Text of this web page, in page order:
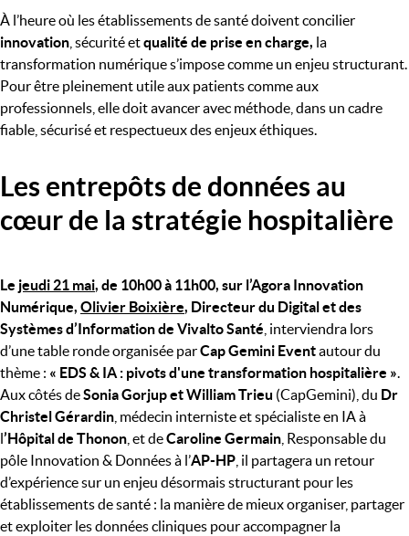
À l’heure où les établissements de santé doivent concilier
innovation , sécurité etqualité de prise en charge, la
transformation numérique s’impose comme un enjeu structurant.
Pour être pleinement utile aux patients comme aux
professionnels, elle doit avancer avec méthode, dans un cadre
fiable, sécurisé et respectueux des enjeux éthiques.
Les entrepôts de données au
cœur de la stratégie hospitalière
Le jeudi 21 mai, de 10h00 à 11h00, sur l’Agora Innovation
Numérique, Olivier Boixière, Directeur du Digital et des
Systèmes d’Information de Vivalto Santé , interviendra lors
d’une table ronde organisée parCap Gemini Eventautour du
thème : « EDS & IA : pivots d'une transformation hospitalière ».
Aux côtés deSonia Gorjup et William Trieu (CapGemini), du Dr
Christel Gérardin , médecin interniste et spécialiste en IA à
l’Hôpital de Thonon , et deCaroline Germain , Responsable du
pôle Innovation & Données à l’AP-HP , il partagera un retour
d’expérience sur un enjeu désormais structurant pour les
établissements de santé : la manière de mieux organiser, partager
et exploiter les données cliniques pour accompagner la